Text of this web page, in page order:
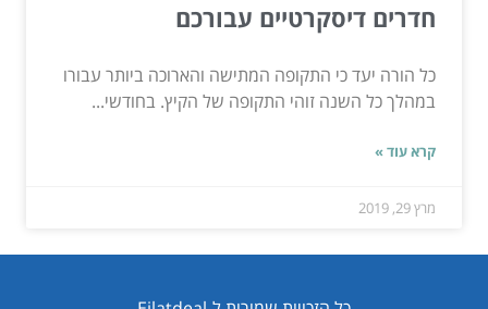
חדרים דיסקרטיים עבורכם
כל הורה יעד כי התקופה המתישה והארוכה ביותר עבורו
במהלך כל השנה זוהי התקופה של הקיץ. בחודשי...
קרא עוד »
מרץ 29, 2019